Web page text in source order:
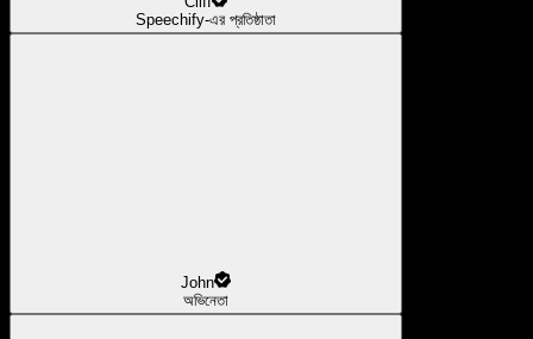
Speechify-এর প্রতিষ্ঠাতা
John
অভিনেতা